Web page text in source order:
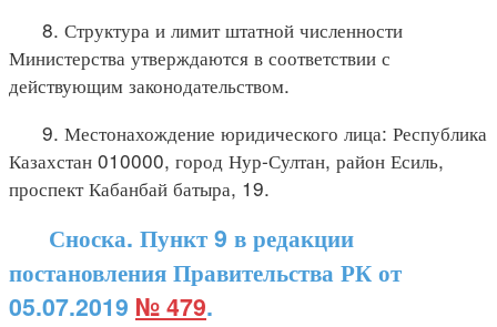
8. Структура и лимит штатной численности
Министерства утверждаются в соответствии с
действующим законодательством.
9. Местонахождение юридического лица: Республика
Казахстан 010000, город Нур-Султан, район Есиль,
проспект Кабанбай батыра, 19.
Сноска. Пункт 9 в редакции
постановления Правительства РК от
05.07.2019 № 479.